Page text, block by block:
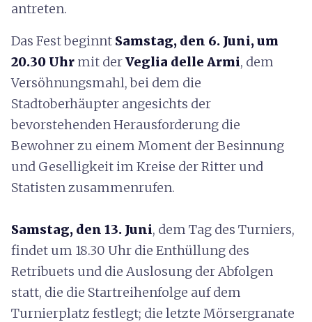
antreten.
Das Fest beginnt Samstag, den 6. Juni, um
20.30 Uhr mit derVeglia delle Armi, dem
Versöhnungsmahl, bei dem die
Stadtoberhäupter angesichts der
bevorstehenden Herausforderung die
Bewohner zu einem Moment der Besinnung
und Geselligkeit im Kreise der Ritter und
Statisten zusammenrufen.
Samstag, den 13. Juni, dem Tag des Turniers,
findet um 18.30 Uhr die Enthüllung des
Retribuets und die Auslosung der Abfolgen
statt, die die Startreihenfolge auf dem
Turnierplatz festlegt; die letzte Mörsergranate